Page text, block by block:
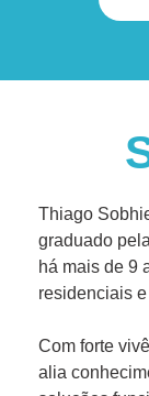
Thiago
graduado
há mais de 9
residenciais
Com forte
alia